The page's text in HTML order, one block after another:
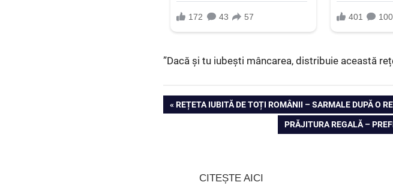
”Dacă și tu iubești mâncarea, distribuie această
Navigare
PREVIOUS
REȚETA IUBITĂ DE TOȚI ROMÂNII – SARMALE DUPĂ O
NEXT
POST:
PRĂJITURA REGALĂ –